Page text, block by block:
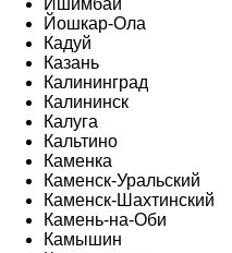
Ишимбай
Йошкар-Ола
Кадуй
Казань
Калининград
Калининск
Калуга
Кальтино
Каменка
Каменск-Уральский
Каменск-Шахтинский
Камень-на-Оби
Камышин